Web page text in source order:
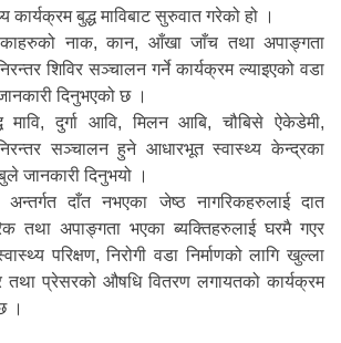
कार्यक्रम बुद्ध माविबाट सुरुवात गरेको हो ।
नाक, कान, आँखा जाँच तथा अपाङ्गता
शिविर सञ्चालन गर्ने कार्यक्रम ल्याइएको वडा
दिनुभएको छ ।
मावि, दुर्गा आवि, मिलन आबि, चौबिसे ऐकेडेमी,
निरन्तर सञ्चालन हुने आधारभूत स्वास्थ्य केन्द्रका
जानकारी दिनुभयो ।
अन्तर्गत दाँत नभएका जेष्ठ नागरिकहरुलाई दात
तथा अपाङ्गता भएका ब्यक्तिहरुलाई घरमै गएर
परिक्षण, निरोगी वडा निर्माणको लागि खुल्ला
तथा प्रेसरको औषधि वितरण लगायतको कार्यक्रम
।